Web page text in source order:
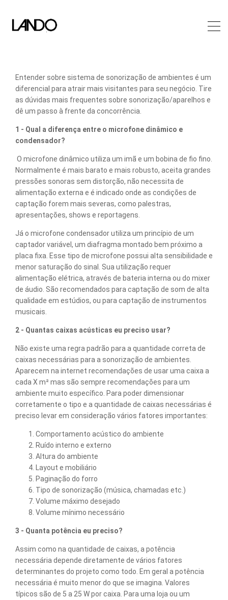
Entender sobre sistema de sonorização de ambientes é um
diferencial para atrair mais visitantes para seu negócio. Tire
as dúvidas mais frequentes sobre sonorização/aparelhos e
dê um passo à frente da concorrência.
1 - Qual a diferença entre o microfone dinâmico e
condensador?
O microfone dinâmico utiliza um imã e um bobina de fio fino.
Normalmente é mais barato e mais robusto, aceita grandes
pressões sonoras sem distorção, não necessita de
alimentação externa e é indicado onde as condições de
captação forem mais severas, como palestras,
apresentações, shows e reportagens.
Já o microfone condensador utiliza um princípio de um
captador variável, um diafragma montado bem próximo a
placa fixa. Esse tipo de microfone possui alta sensibilidade e
menor saturação do sinal. Sua utilização requer
alimentação elétrica, através de bateria interna ou do mixer
de áudio. São recomendados para captação de som de alta
qualidade em estúdios, ou para captação de instrumentos
musicais.
2 - Quantas caixas acústicas eu preciso usar?
Não existe uma regra padrão para a quantidade correta de
caixas necessárias para a sonorização de ambientes.
Aparecem na internet recomendações de usar uma caixa a
cada X m² mas são sempre recomendações para um
ambiente muito específico. Para poder dimensionar
corretamente o tipo e a quantidade de caixas necessárias é
preciso levar em consideração vários fatores importantes:
Comportamento acústico do ambiente
Ruído interno e externo
Altura do ambiente
Layout e mobiliário
Paginação do forro
Tipo de sonorização (música, chamadas etc.)
Volume máximo desejado
Volume mínimo necessário
3 - Quanta potência eu preciso?
Assim como na quantidade de caixas, a potência
necessária depende diretamente de vários fatores
determinantes do projeto como todo. Em geral a potência
necessária é muito menor do que se imagina. Valores
típicos são de 5 a 25 W por caixa. Para uma loja ou um